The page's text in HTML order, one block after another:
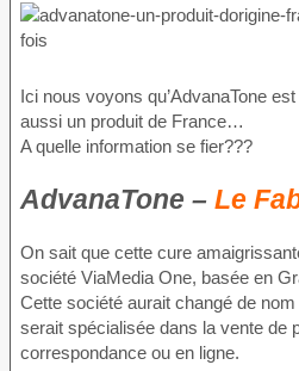
Ici nous voyons qu’AdvanaTone
aussi un produit de France…
A quelle information se fier???
AdvanaTone – Le
On sait que cette cure
société ViaMedia One, basée en
Cette société aurait changé de
serait spécialisée dans la vente de
correspondance ou en ligne.